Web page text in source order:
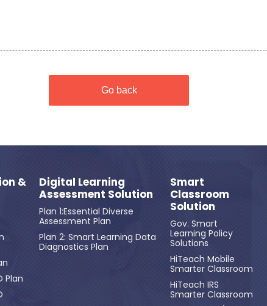
Go back
&
Plan
Digital Learning
Assessment Solution
Plan 1:Essential Diverse
Assessment Plan
Plan 2: Smart Learning Data
Diagnostics Plan
Smart
Classroom
Solution
Gov. Smart
Learning Policy
Solutions
HiTeach Mobile
Smarter Classroom
HiTeach IRS
Smarter Classroom